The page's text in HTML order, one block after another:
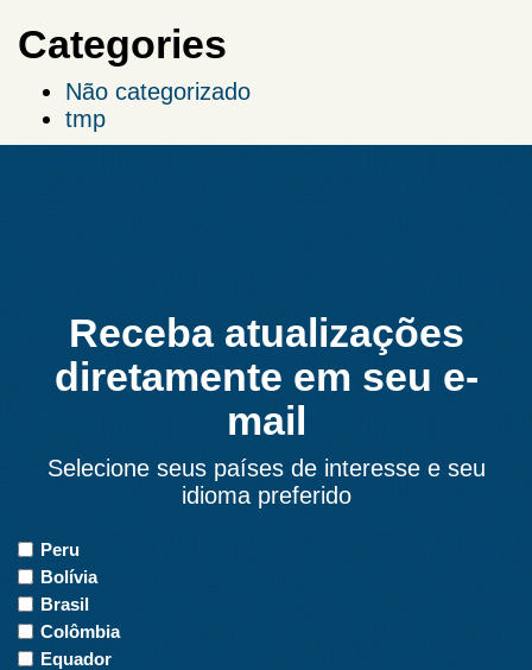
Categories
Não categorizado
tmp
Receba atualizações
diretamente em seu e-
mail
Selecione seus países de interesse e seu
idioma preferido
Países
de
interesse
Peru
Bolívia
Brasil
Colômbia
Equador